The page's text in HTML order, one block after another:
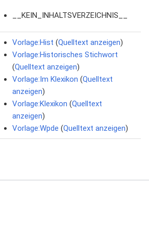
__KEIN_INHALTSVERZEICHNIS__
Vorlage:Hist (Quelltext anzeigen)
Vorlage:Historisches Stichwort
(Quelltext anzeigen)
Vorlage:Im Klexikon (Quelltext
anzeigen)
Vorlage:Klexikon (Quelltext
anzeigen)
Vorlage:Wpde (Quelltext anzeigen)